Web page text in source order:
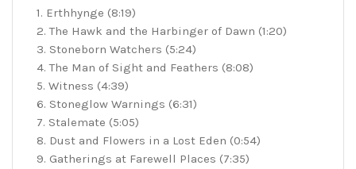
1. Erthhynge (8:19)
2. The Hawk and the Harbinger of Dawn (1:20)
3. Stoneborn Watchers (5:24)
4. The Man of Sight and Feathers (8:08)
5. Witness (4:39)
6. Stoneglow Warnings (6:31)
7. Stalemate (5:05)
8. Dust and Flowers in a Lost Eden (0:54)
9. Gatherings at Farewell Places (7:35)